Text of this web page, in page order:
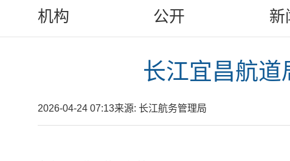
机构 公开 新
长江宜昌航
2026-04-24 07:13来源: 长江航务管理局